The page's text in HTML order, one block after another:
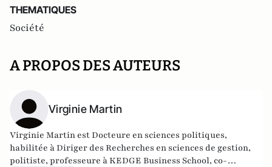
THEMATIQUES
Société
A PROPOS DES AUTEURS
Virginie Martin
Virginie Martin est Docteure en sciences politiques,
habilitée à Diriger des Recherches en sciences de gestion,
politiste, professeure à KEDGE Business School, co-